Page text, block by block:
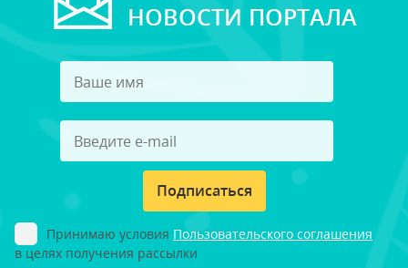
НОВОСТИ ПОРТАЛА
Подписаться
Принимаю условия Пользовательского соглашения
в целях получения рассылки